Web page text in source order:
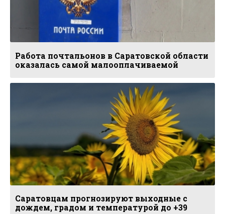
Работа почтальонов в Саратовской области
оказалась самой малооплачиваемой
Саратовцам прогнозируют выходные с
дождем, градом и температурой до +39